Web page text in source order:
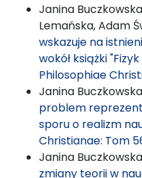
Janina
Lemańska, Adam
wskazuje na
wokół książki
Philosophiae
Janina
problem
sporu o realizm
Christianae: Tom
Janina
zmiany teorii w